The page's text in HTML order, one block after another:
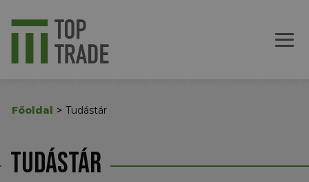
Főoldal Tudástár
Tudástár